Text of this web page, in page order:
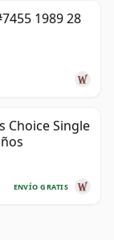
1989 28
Choice Single
ENVÍO GRATIS